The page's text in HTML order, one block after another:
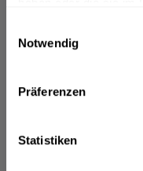
Notwendig
Präferenzen
Statistiken
Die Getränke sind
Flaschen.